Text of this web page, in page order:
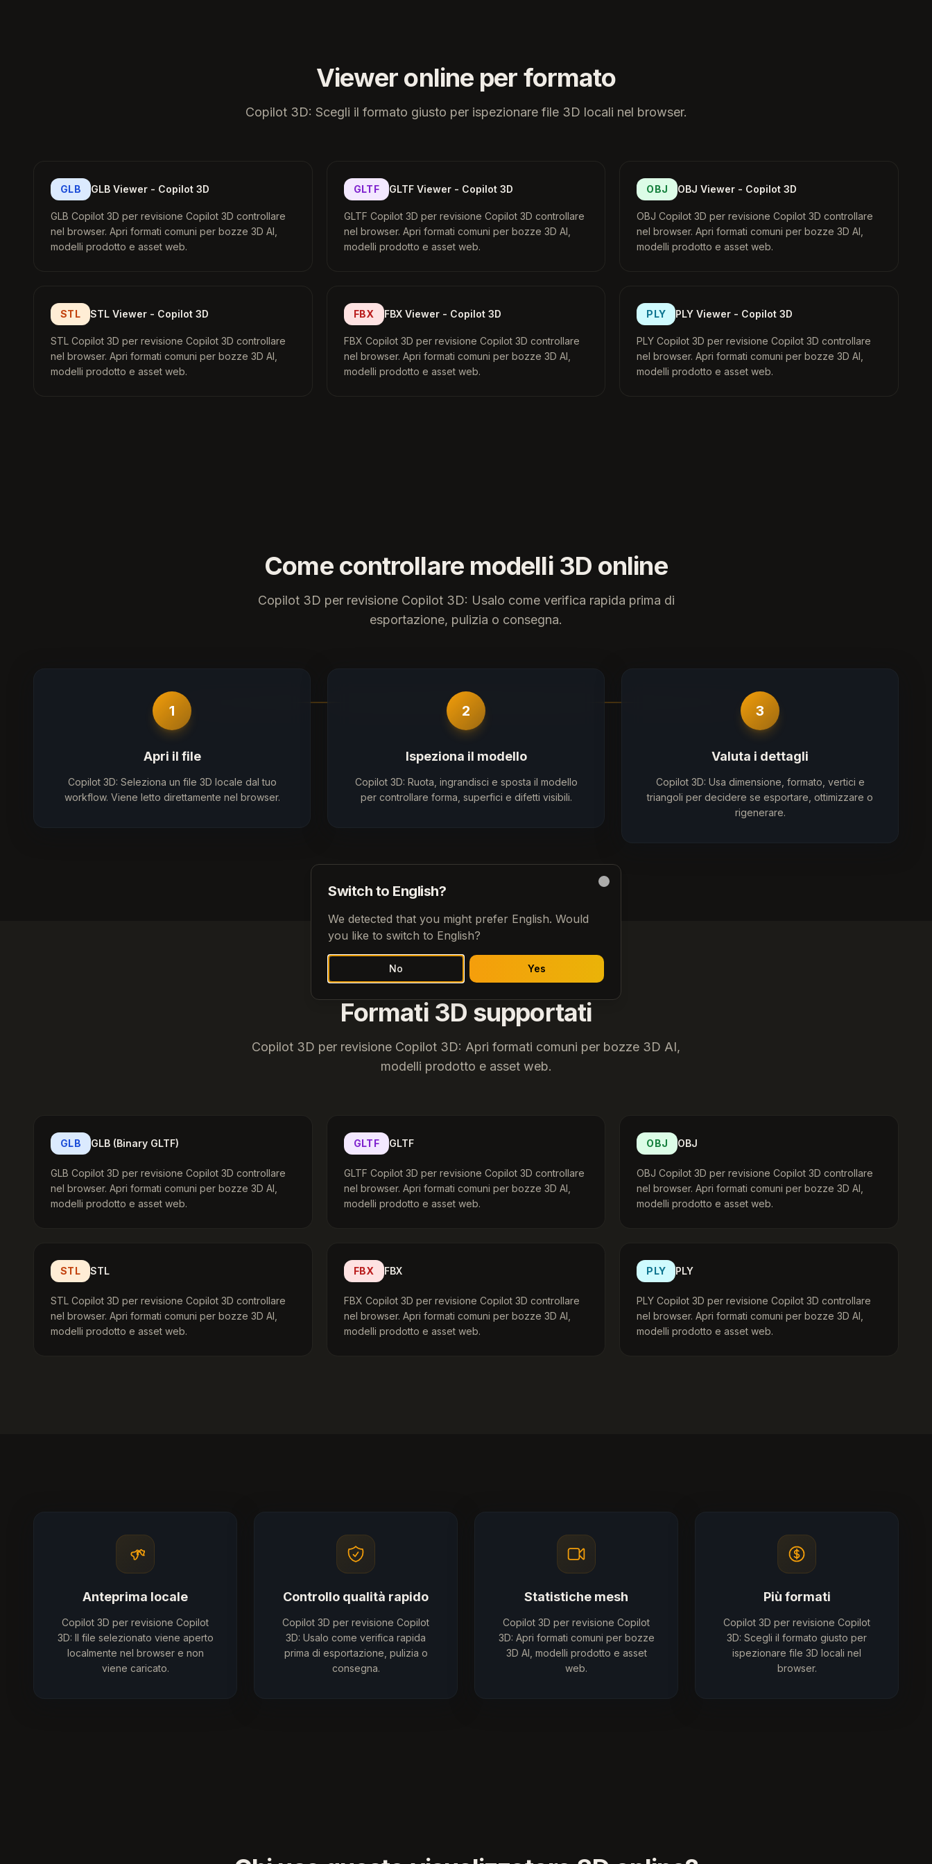
Viewer online per formato
Copilot 3D: Scegli il formato giusto per ispezionare file 3D locali nel browser.
GLB GLB Viewer - Copilot 3D
GLB Copilot 3D per revisione Copilot 3D controllare
nel browser. Apri formati comuni per bozze 3D AI,
modelli prodotto e asset web.
GLTF GLTF Viewer - Copilot 3D
GLTF Copilot 3D per revisione Copilot 3D controllare
nel browser. Apri formati comuni per bozze 3D AI,
modelli prodotto e asset web.
OBJ OBJ Viewer - Copilot 3D
OBJ Copilot 3D per revisione Copilot 3D controllare
nel browser. Apri formati comuni per bozze 3D AI,
modelli prodotto e asset web.
STL STL Viewer - Copilot 3D
STL Copilot 3D per revisione Copilot 3D controllare
nel browser. Apri formati comuni per bozze 3D AI,
modelli prodotto e asset web.
FBX FBX Viewer - Copilot 3D
FBX Copilot 3D per revisione Copilot 3D controllare
nel browser. Apri formati comuni per bozze 3D AI,
modelli prodotto e asset web.
PLY PLY Viewer - Copilot 3D
PLY Copilot 3D per revisione Copilot 3D controllare
nel browser. Apri formati comuni per bozze 3D AI,
modelli prodotto e asset web.
Come controllare modelli 3D online
Copilot 3D per revisione Copilot 3D: Usalo come verifica rapida prima di
esportazione, pulizia o consegna.
1
Apri il file
Copilot 3D: Seleziona un file 3D locale dal tuo
workflow. Viene letto direttamente nel browser.
2
Ispeziona il modello
Copilot 3D: Ruota, ingrandisci e sposta il modello
per controllare forma, superfici e difetti visibili.
3
Valuta i dettagli
Copilot 3D: Usa dimensione, formato, vertici e
triangoli per decidere se esportare, ottimizzare o
rigenerare.
Formati 3D supportati
Copilot 3D per revisione Copilot 3D: Apri formati comuni per bozze 3D AI,
modelli prodotto e asset web.
GLB GLB (Binary GLTF)
GLB Copilot 3D per revisione Copilot 3D controllare
nel browser. Apri formati comuni per bozze 3D AI,
modelli prodotto e asset web.
GLTF GLTF
GLTF Copilot 3D per revisione Copilot 3D controllare
nel browser. Apri formati comuni per bozze 3D AI,
modelli prodotto e asset web.
OBJ OBJ
OBJ Copilot 3D per revisione Copilot 3D controllare
nel browser. Apri formati comuni per bozze 3D AI,
modelli prodotto e asset web.
STL STL
STL Copilot 3D per revisione Copilot 3D controllare
nel browser. Apri formati comuni per bozze 3D AI,
modelli prodotto e asset web.
FBX FBX
FBX Copilot 3D per revisione Copilot 3D controllare
nel browser. Apri formati comuni per bozze 3D AI,
modelli prodotto e asset web.
PLY PLY
PLY Copilot 3D per revisione Copilot 3D controllare
nel browser. Apri formati comuni per bozze 3D AI,
modelli prodotto e asset web.
Anteprima locale
Copilot 3D per revisione Copilot
3D: Il file selezionato viene aperto
localmente nel browser e non
viene caricato.
Controllo qualità rapido
Copilot 3D per revisione Copilot
3D: Usalo come verifica rapida
prima di esportazione, pulizia o
consegna.
Statistiche mesh
Copilot 3D per revisione Copilot
3D: Apri formati comuni per bozze
3D AI, modelli prodotto e asset
web.
Più formati
Copilot 3D per revisione Copilot
3D: Scegli il formato giusto per
ispezionare file 3D locali nel
browser.
Switch to English?
We detected that you might prefer English. Would
you like to switch to English?
No Yes